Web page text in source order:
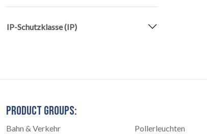
IP-Schutzklasse (IP)
PRODUCT GROUPS:
Bahn & Verkehr
Pollerleuchten